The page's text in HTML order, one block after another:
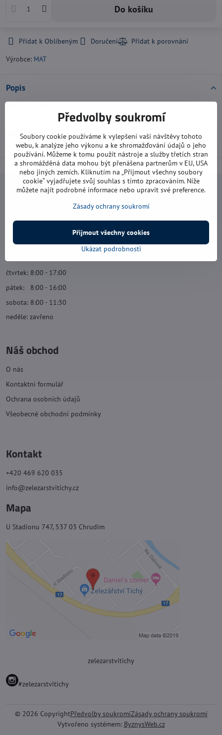
Do košíku
Přidat k Oblíbeným
Doručení
Výrobce: MAT
Popis
větve, dvojité tlumiče pak chrání vaše zápěstí.
délka:75 cm
pr. střihu: 18 mm
Navštivte nás
úterý: 8:00 - 17:00
čtvrtek: 8:00 - 17:00
pátek: 8:00 - 16:00
sobota: 8:00 - 11:30
neděle: zavřeno
Náš obchod
O nás
Kontaktní formulář
Ochrana osobních údajů
Všeobecné obchodní podmínky
Kontakt
+420 469 620 035
info@zelezarstvitichy.cz
Mapa
U Stadionu 747, 537 03 Chrudim
zelezarstvitichy
#zelezarstvitichy
© 2026 CopyrightPředvolby soukromíZásady ochrany soukromí
Vytvořeno systémem: ByznysWeb.cz
Předvolby soukromí
Soubory cookie používáme k vylepšení vaší návštěvy tohoto
webu, k analýze jeho výkonu a ke shromažďování údajů o jeho
používání. Můžeme k tomu použít nástroje a služby třetích stran
a shromážděná data mohou být přenášena partnerům v EU, USA
nebo jiných zemích. Kliknutím na „Přijmout všechny soubory
cookie“ vyjadřujete svůj souhlas s tímto zpracováním. Níže
můžete najít podrobné informace nebo upravit své preference.
Zásady ochrany soukromí
Ukázat podrobnosti
Přijmout všechny cookies